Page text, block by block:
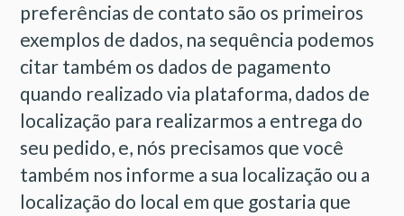
preferências de contato são os primeiros
exemplos de dados, na sequência podemos
citar também os dados de pagamento
quando realizado via plataforma, dados de
localização para realizarmos a entrega do
seu pedido, e, nós precisamos que você
também nos informe a sua localização ou a
localização do local em que gostaria que